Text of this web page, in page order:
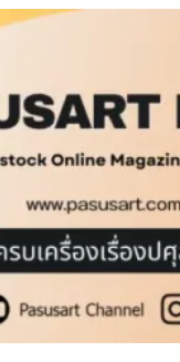
12.6 ตัน สมุทรสาคร